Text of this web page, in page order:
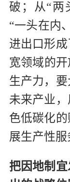
破；从“两
“一头在内
进出口形
宽领域的
生产力，
未来产业
色低碳化
展生产性服
把因地制